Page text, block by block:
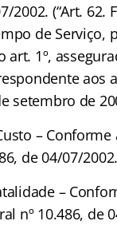
2002. (“Art. 62.
de Serviço,
art. 1º,
aos
setembro de
– Conforme
de 04/07/2002.
–
nº 10.486, de